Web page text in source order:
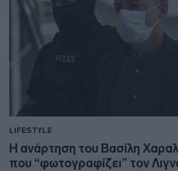
LIFESTYLE
H ανάρτηση του Βασίλη
που “φωτογραφίζει” τον